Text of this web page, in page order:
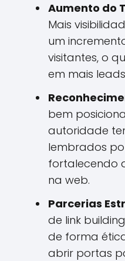
Aumento do
Mais
um
visitantes, o
em mais
bem
autoridade
lembrados
fortalecendo
na web.
Parcerias
de link
de forma
abrir portas